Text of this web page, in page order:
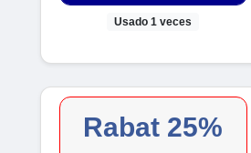
Usado 1 veces
Rabat 25%